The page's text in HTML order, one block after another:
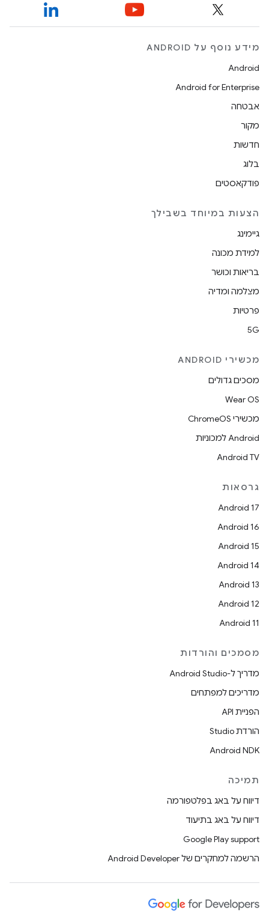
מידע נוסף על ANDROID
Android
Android for Enterprise
אבטחה
מקור
חדשות
בלוג
פודקאסטים
הצעות במיוחד בשבילך
גיימינג
למידת מכונה
בריאות וכושר
מצלמה ומדיה
פרטיות
5G
מכשירי ANDROID
מסכים גדולים
Wear OS
מכשירי ChromeOS
Android למכוניות
Android TV
גרסאות
Android 17
Android 16
Android 15
Android 14
Android 13
Android 12
Android 11
מסמכים והורדות
מדריך ל-Android Studio
מדריכים למפתחים
הפניית API
הורדת Studio
Android NDK
תמיכה
דיווח על באג בפלטפורמה
דיווח על באג בתיעוד
Google Play support
הרשמה למחקרים של Android Developer